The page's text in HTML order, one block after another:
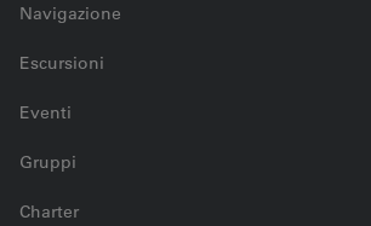
Navigazione
Escursioni
Eventi
Gruppi
Charter